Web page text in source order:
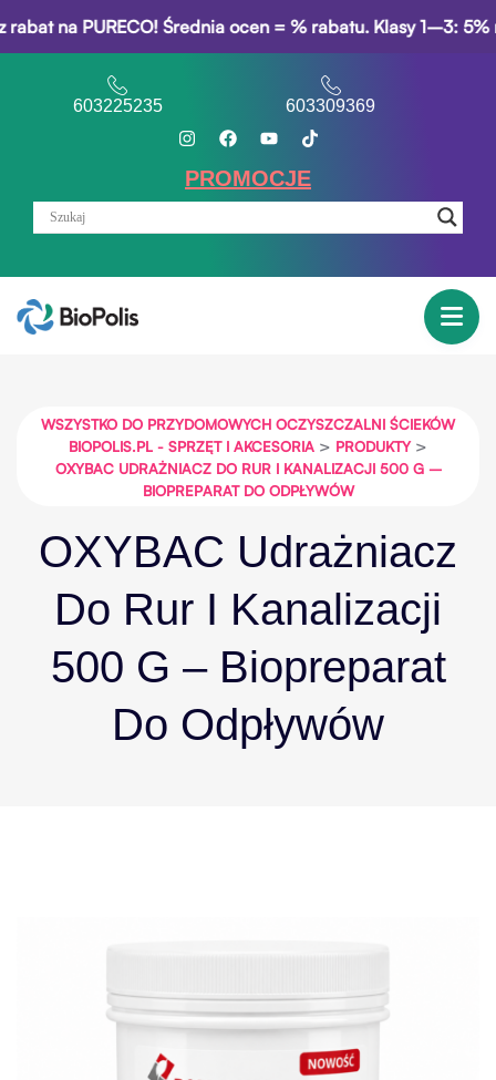
Średnia ocen = % rabatu. Klasy 1–3: 5%
603225235 603309369
PROMOCJE
WSZYSTKO DO PRZYDOMOWYCH OCZYSZCZALNI ŚCIEKÓW
BIOPOLIS.PL - SPRZĘT I AKCESORIA > PRODUKTY>
OXYBAC UDRAŻNIACZ DO RUR I KANALIZACJI 500 G –
BIOPREPARAT DO ODPŁYWÓW
OXYBAC Udrażniacz
Do Rur I Kanalizacji
500 G – Biopreparat
Do Odpływów